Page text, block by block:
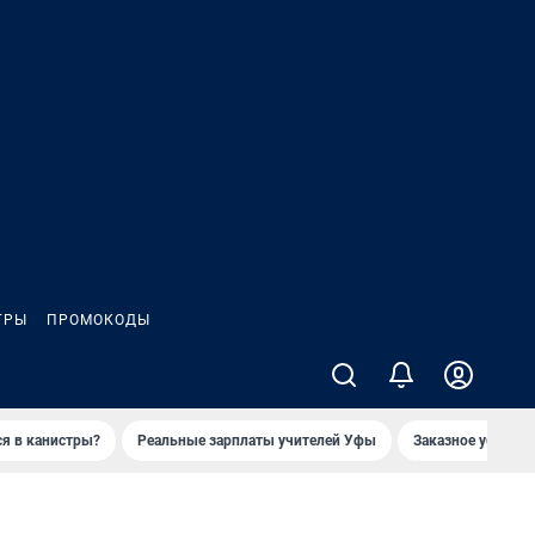
ПРОМОКОДЫ
в канистры? Реальные зарплаты учителей Уфы Заказное